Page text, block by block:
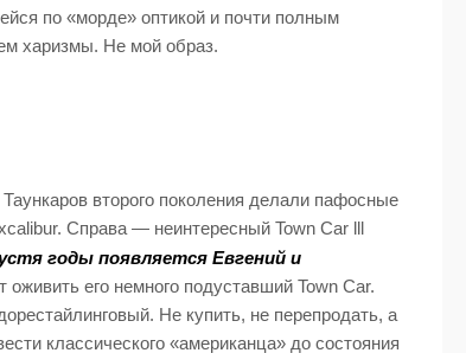
по «морде» оптикой и почти полным
харизмы. Не мой образ.
второго поколения делали пафосные
Справа — неинтересный Town Car lll
годы появляется Евгений и
оживить его немного подуставший Town Car.
Не купить, не перепродать, а
классического «американца» до состояния